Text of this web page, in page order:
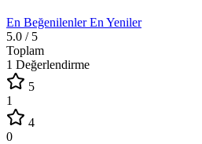
En BeğenilenlerEn Yeniler
5.0 / 5
Toplam
1 Değerlendirme
5
1
4
0